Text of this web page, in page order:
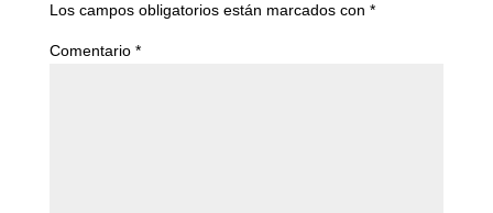
Los campos obligatorios están marcados con *
Comentario *